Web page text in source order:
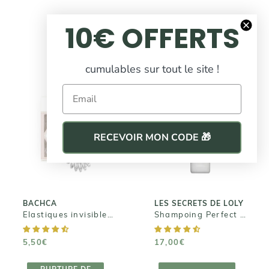
BACHCA
5,50€
BACHCA
Elastiques
invisibles x4
5,50€
BEST-SELLER
LES SECRETS DE LOLY
17,00€
LOLY
Shampoing
Perfect Clean
17,00€
10€ OFFERTS
cumulables sur tout le site !
Email
RECEVOIR MON CODE 🎁